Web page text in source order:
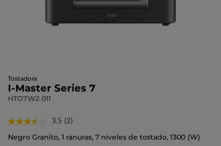
Tostadora
I-Master Series 7
HTO7W2 011
3.5 Lea
reseñas.
(2)
Negro Granito, 1 ranuras, 7 niveles de tostado, 1300 (W)